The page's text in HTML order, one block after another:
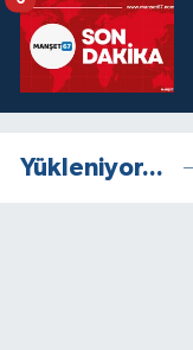
Yükleniyor...